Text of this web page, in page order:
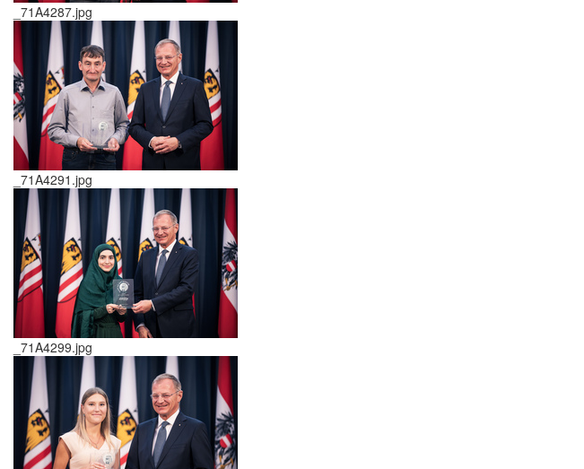
_71A4287.jpg
_71A4291.jpg
_71A4299.jpg